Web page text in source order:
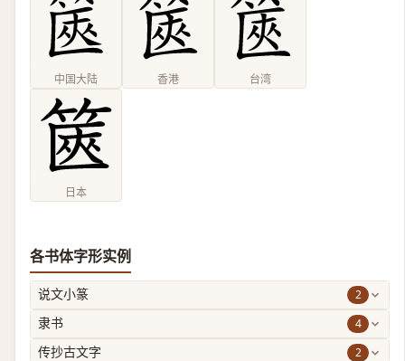
中国大陆 香港 台湾
日本
各书体字形实例
说文小篆 2
隶书 4
传抄古文字 2